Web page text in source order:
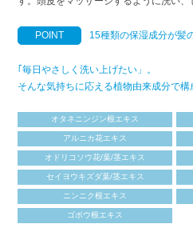
POINT 15種類の保湿成分が髪
｢毎日やさしく洗い上げたい」。
そんな気持ちに応える植物由来成分で構
オタネニンジン根エキス
アルニカ花エキス
オドリコソウ花/葉/茎エキス
セイヨウキズダ葉/茎エキス
ニンニク根エキス
ゴボウ根エキス